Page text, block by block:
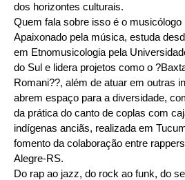
dos horizontes culturais.
Quem fala sobre isso é o musicólogo
Apaixonado pela música, estuda
em Etnomusicologia pela
do Sul e lidera projetos como o
Romani??, além de atuar em outras
abrem espaço para a diversidade,
da prática do canto de coplas com
indígenas anciãs, realizada em
fomento da colaboração entre
Alegre-RS.
Do rap ao jazz, do rock ao funk, do